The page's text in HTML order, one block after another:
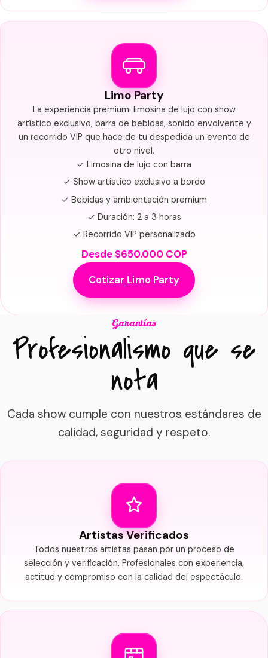
Limo Party
La experiencia premium: limosina de lujo con show
artístico exclusivo, barra de bebidas, sonido envolvente y
un recorrido VIP que hace de tu despedida un evento de
otro nivel.
✓ Limosina de lujo con barra
✓ Show artístico exclusivo a bordo
✓ Bebidas y ambientación premium
✓ Duración: 2 a 3 horas
✓ Recorrido VIP personalizado
Desde $650.000 COP
Cotizar Limo Party
Garantías
Profesionalismo que se
nota
Cada show cumple con nuestros estándares de
calidad, seguridad y respeto.
Artistas Verificados
Todos nuestros artistas pasan por un proceso de
selección y verificación. Profesionales con experiencia,
actitud y compromiso con la calidad del espectáculo.